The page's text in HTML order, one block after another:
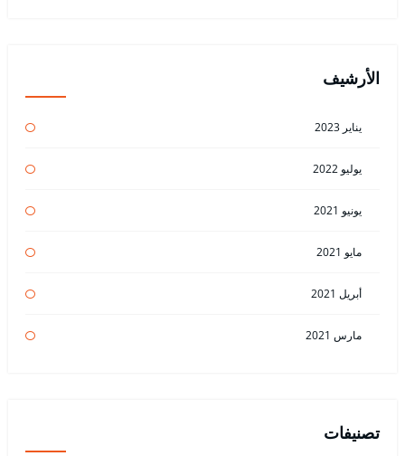
الأرشيف
يناير 2023
يوليو 2022
يونيو 2021
مايو 2021
أبريل 2021
مارس 2021
تصنيفات